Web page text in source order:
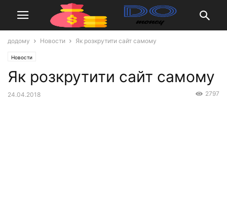
додому Новости Як розкрутити сайт самому
Новости
Як розкрутити сайт самому
24.04.2018 2797